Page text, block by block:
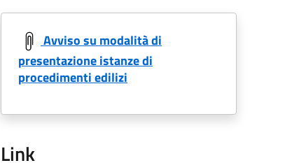
Avviso su modalità di
presentazione istanze di
procedimenti edilizi
Link